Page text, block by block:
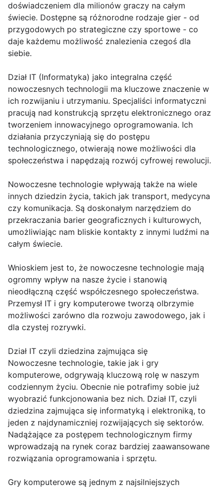
doświadczeniem dla milionów graczy na całym
świecie. Dostępne są różnorodne rodzaje gier - od
przygodowych po strategiczne czy sportowe - co
daje każdemu możliwość znalezienia czegoś dla
siebie.
Dział IT (Informatyka) jako integralna część
nowoczesnych technologii ma kluczowe znaczenie w
ich rozwijaniu i utrzymaniu. Specjaliści informatyczni
pracują nad konstrukcją sprzętu elektronicznego oraz
tworzeniem innowacyjnego oprogramowania. Ich
działania przyczyniają się do postępu
technologicznego, otwierają nowe możliwości dla
społeczeństwa i napędzają rozwój cyfrowej rewolucji.
Nowoczesne technologie wpływają także na wiele
innych dziedzin życia, takich jak transport, medycyna
czy komunikacja. Są doskonałym narzędziem do
przekraczania barier geograficznych i kulturowych,
umożliwiając nam bliskie kontakty z innymi ludźmi na
całym świecie.
Wnioskiem jest to, że nowoczesne technologie mają
ogromny wpływ na nasze życie i stanowią
nieodłączną część współczesnego społeczeństwa.
Przemysł IT i gry komputerowe tworzą olbrzymie
możliwości zarówno dla rozwoju zawodowego, jak i
dla czystej rozrywki.
Dział IT czyli dziedzina zajmująca się
Nowoczesne technologie, takie jak i gry
komputerowe, odgrywają kluczową rolę w naszym
codziennym życiu. Obecnie nie potrafimy sobie już
wyobrazić funkcjonowania bez nich. Dział IT, czyli
dziedzina zajmująca się informatyką i elektroniką, to
jeden z najdynamiczniej rozwijających się sektorów.
Nadążające za postępem technologicznym firmy
wprowadzają na rynek coraz bardziej zaawansowane
rozwiązania oprogramowania i sprzętu.
Gry komputerowe są jednym z najsilniejszych